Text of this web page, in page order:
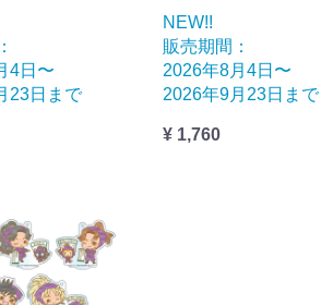
4日〜
23日まで
NEW!!
販売期間：
2026年8月4日〜
2026年9月23日まで
¥ 1,760